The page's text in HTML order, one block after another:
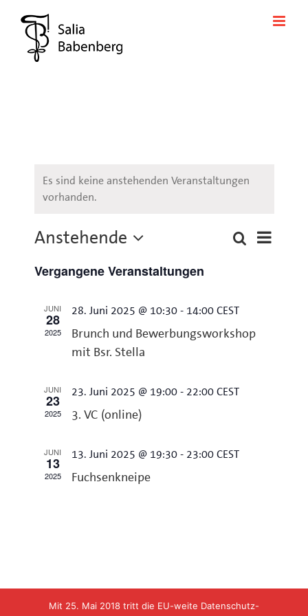
Inhalt
springen
Es sind keine anstehenden Veranstaltungen
vorhanden.
Suche
Liste
Anstehende
wählen.
Vergangene Veranstaltungen
JUNI
28
2025
28. Juni 2025 @ 10:30- 14:00 CEST
Brunch und Bewerbungsworkshop
mit Bsr. Stella
JUNI
23
2025
23. Juni 2025 @ 19:00- 22:00 CEST
3. VC (online)
JUNI
13
2025
13. Juni 2025 @ 19:30- 23:00 CEST
Fuchsenkneipe
Mit 25. Mai 2018 tritt die EU-weite Datenschutz-